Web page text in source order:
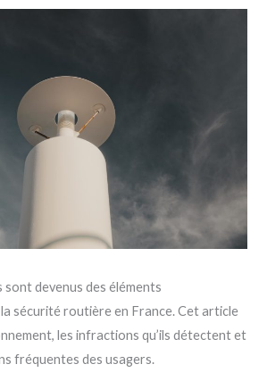
devenus des éléments
sécurité routière en France. Cet article
les infractions qu’ils détectent et
fréquentes des usagers.